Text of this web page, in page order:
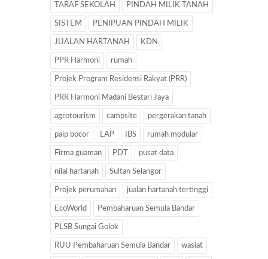
TARAF SEKOLAH PINDAH MILIK TANAH
SISTEM PENIPUAN PINDAH MILIK
JUALAN HARTANAH KDN
PPR Harmoni rumah
Projek Program Residensi Rakyat (PRR)
PRR Harmoni Madani Bestari Jaya
agrotourism campsite pergerakan tanah
paip bocor LAP IBS rumah modular
Firma guaman PDT pusat data
nilai hartanah Sultan Selangor
Projek perumahan jualan hartanah tertinggi
EcoWorld Pembaharuan Semula Bandar
PLSB Sungai Golok
RUU Pembaharuan Semula Bandar wasiat